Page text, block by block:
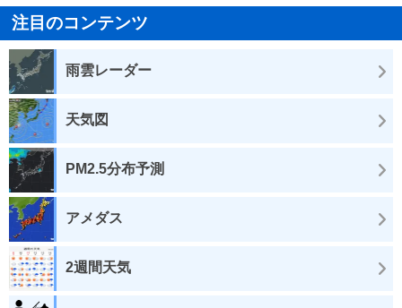
注目のコンテンツ
雨雲レーダー
天気図
PM2.5分布予測
アメダス
2週間天気